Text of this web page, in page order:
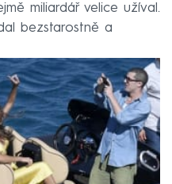
miliardář velice užíval.
bezstarostně a